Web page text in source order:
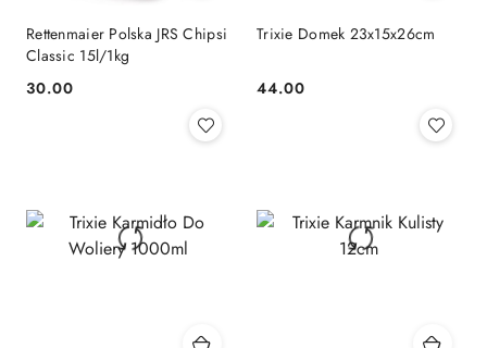
Rettenmaier Polska JRS Chipsi
Classic 15l/1kg
Cena:
30.00
Trixie Domek 23x15x26cm
Cena:
44.00